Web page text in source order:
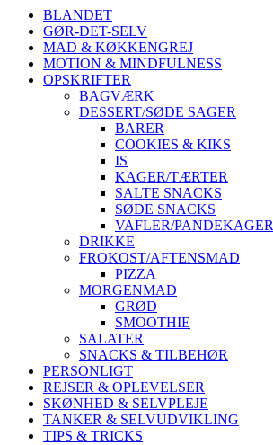
BLANDET
GØR-DET-SELV
MAD & KØKKENGREJ
MOTION & MINDFULNESS
OPSKRIFTER
BAGVÆRK
DESSERT/SØDE SAGER
BARER
COOKIES & KIKS
IS
KAGER/TÆRTER
SALTE SNACKS
SØDE SNACKS
VAFLER/PANDEKAGER
DRIKKE
FROKOST/AFTENSMAD
PIZZA
MORGENMAD
GRØD
SMOOTHIE
SALATER
SNACKS & TILBEHØR
PERSONLIGT
REJSER & OPLEVELSER
SKØNHED & SELVPLEJE
TANKER & SELVUDVIKLING
TIPS & TRICKS